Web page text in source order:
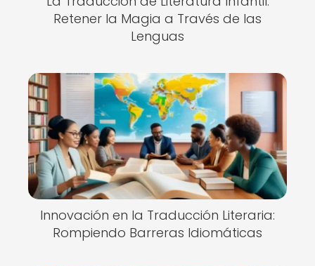
Retener la Magia a Través de las
Lenguas
Innovación en la Traducción Literaria:
Rompiendo Barreras Idiomáticas